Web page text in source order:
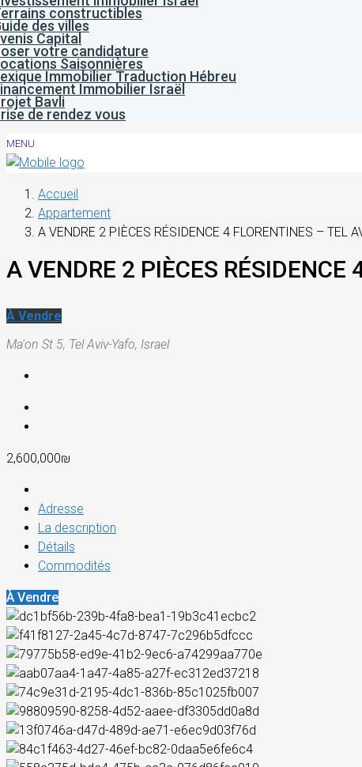
constructibles
des villes
Capital
votre candidature
Saisonnières
Immobilier Traduction Hébreu
Immobilier Israël
Bavli
de rendez vous
MENU
Accueil
Appartement
A VENDRE 2 PIÈCES RÉSIDENCE 4 FLORENTINES – TEL
A VENDRE 2 PIÈCES
À Vendre
Ma'on St 5, Tel Aviv-Yafo, Israel
2,600,000₪
Adresse
La description
Détails
Commodités
À Vendre